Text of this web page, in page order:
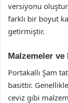
versiyonu
farklı bir boyut
getirmiştir.
Malzemeler ve
Portakallı Şam
basittir.
ceviz gibi